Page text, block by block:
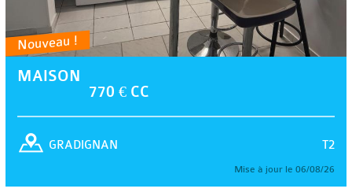
Nouveau !
MAISON
770 € CC
T2
GRADIGNAN
Mise à jour le 06/08/26